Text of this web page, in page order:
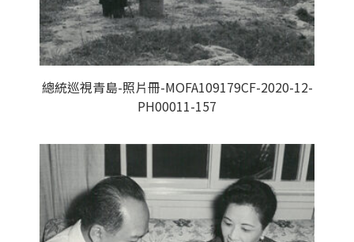
總統巡視青島-照片冊-MOFA109179CF-2020-12-
PH00011-157